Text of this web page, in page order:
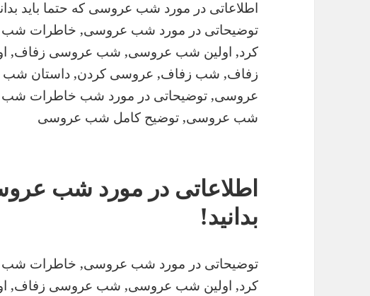
اطلاعاتی در مورد شب عروسی که حتما باید
توضیحاتی در مورد شب عروسی, خاطرات
کرد, اولین شب عروسی, شب عروسی
زفاف, شب زفاف, عروسی کردن, داستان
عروسی, توضیحاتی در مورد شب خاطرات
شب عروسی, توضیح کامل شب عروسی
اطلاعاتی در مورد شب
بدانید!
توضیحاتی در مورد شب عروسی, خاطرات
کرد, اولین شب عروسی, شب عروسی